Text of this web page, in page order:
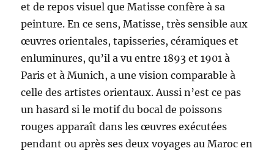
et de repos visuel que Matisse confère à sa
peinture. En ce sens, Matisse, très sensible aux
œuvres orientales, tapisseries, céramiques et
enluminures, qu’il a vu entre 1893 et 1901 à
Paris et à Munich, a une vision comparable à
celle des artistes orientaux. Aussi n’est ce pas
un hasard si le motif du bocal de poissons
rouges apparaît dans les œuvres exécutées
pendant ou après ses deux voyages au Maroc en